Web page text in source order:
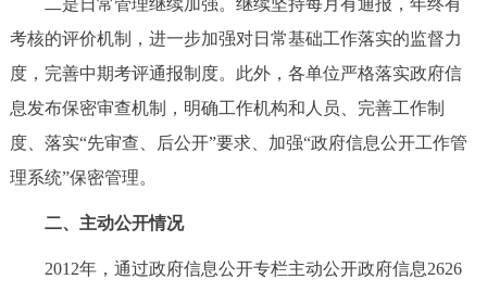
二是日常管理继续加强。继续坚持每月有通报，年终有
考核的评价机制，进一步加强对日常基础工作落实的监督力
度，完善中期考评通报制度。此外，各单位严格落实政府信
息发布保密审查机制，明确工作机构和人员、完善工作制
度、落实“先审查、后公开”要求、加强“政府信息公开工作管
理系统”保密管理。
二、主动公开情况
2012年，通过政府信息公开专栏主动公开政府信息2626